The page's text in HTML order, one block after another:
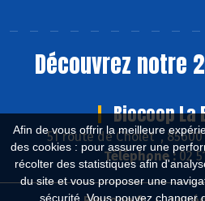
Afin de vous offrir la meilleure
des cookies : pour assurer une
récolter des statistiques afin
du site et vous proposer une
sécurité. Vous pouvez changer
Découvrez notre
Biocoop La
51 route de Cholet ,
Téléphone : 02